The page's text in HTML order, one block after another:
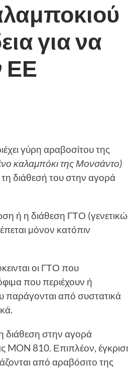
για να
ΕΕ
γύρη αραβοσίτου της
καλαμπόκι της Μονσάντο)
διάθεσή του στην αγορά
ή η διάθεση ΓΤΟ
µόνον κατόπιν
οι ΓΤΟ που
που περιέχουν ή
παράγονται από συστατικά
διάθεση στην αγορά
MON 810. Επιπλέον,
από αραβόσιτο της